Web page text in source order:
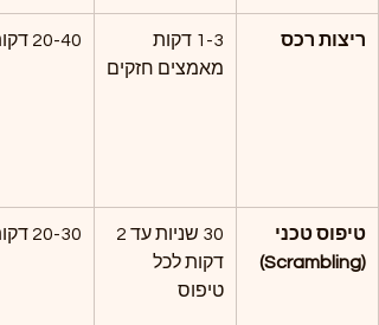
ריצות רכס
1-3 דקות
מאמצים חזקים
20-40 דקות
טיפוס טכני
(Scrambling)
דקות לכל
טיפוס
20-30 דקות